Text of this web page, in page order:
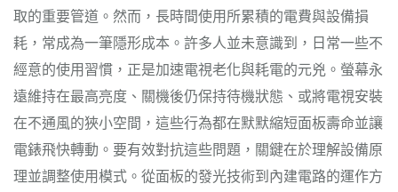
取的重要管道。然而，長時間使用所累積的電費與設備損
耗，常成為一筆隱形成本。許多人並未意識到，日常一些不
經意的使用習慣，正是加速電視老化與耗電的元兇。螢幕永
遠維持在最高亮度、關機後仍保持待機狀態、或將電視安裝
在不通風的狹小空間，這些行為都在默默縮短面板壽命並讓
電錶飛快轉動。要有效對抗這些問題，關鍵在於理解設備原
理並調整使用模式。從面板的發光技術到內建電路的運作方